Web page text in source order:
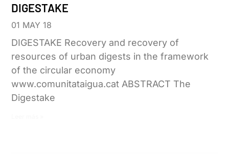
DIGESTAKE
01 MAY 18
DIGESTAKE Recovery and recovery of
resources of urban digests in the framework
of the circular economy
www.comunitataigua.cat ABSTRACT The
Digestake